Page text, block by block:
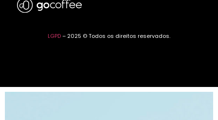
LGPD– 2025 © Todos os direitos reservados.